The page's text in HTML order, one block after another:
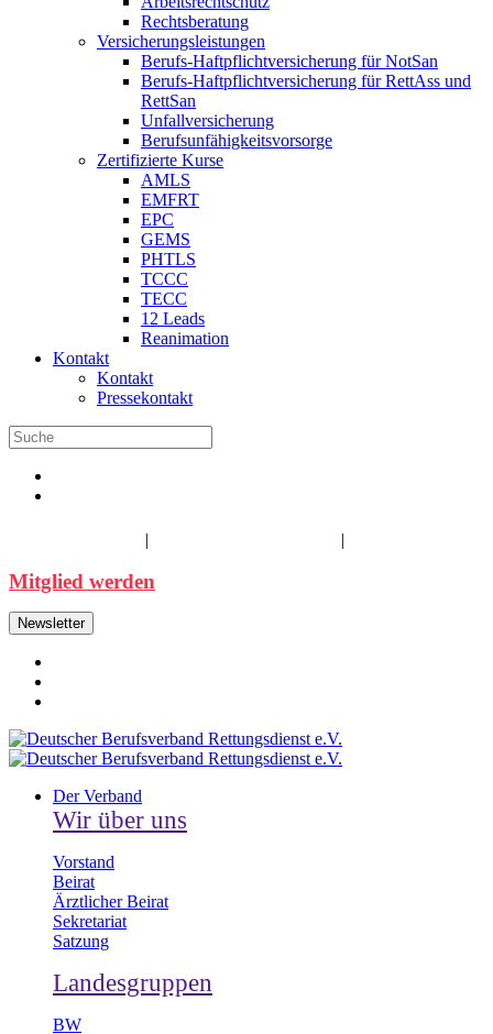
Rechtsberatung
Versicherungsleistungen
Berufs-Haftpflichtversicherung für NotSan
Berufs-Haftpflichtversicherung für RettAss und
RettSan
Unfallversicherung
Berufsunfähigkeitsvorsorge
Zertifizierte Kurse
AMLS
EMFRT
EPC
GEMS
PHTLS
TCCC
TECC
12 Leads
Reanimation
Kontakt
Kontakt
Pressekontakt
| |
Mitglied werden
Newsletter
Der Verband
Wir über uns
Vorstand
Beirat
Ärztlicher Beirat
Sekretariat
Satzung
Landesgruppen
BW